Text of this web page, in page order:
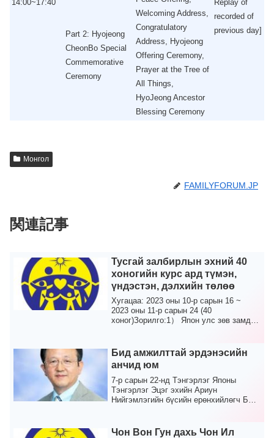
14:00~17:40
Replay of
recorded of
previous day]
Part 2: Hyojeong
CheonBo Special
Commemorative
Ceremony
Welcoming Address,
Congratulatory
Address, Hyojeong
Offering Ceremony,
Prayer at the Tree of
All Things,
HyoJeong Ancestor
Blessing Ceremony
Монгол
FAMILYFORUM.JP
関連記事
Тусгай залбирлын эхний 40
хоногийн курс ард түмэн,
үндэстэн, дэлхийн төлөө
Хугацаа: 2023 оны 10-р сарын 16 ~
2023 оны 11-р сарын 24 (40
хоног)Зорилго:1） Япон улс зөв замд
Бид амжилттай эрдэнэсийн
анчид юм
7-р сарын 22-нд Тэнгэрлэг Японы
Тэнгэрлэг Эцэг эхийн Ариун
Нийгэмлэгийн бүсийн ерөнхийлөгч Банг
Чон Вон Гун дахь Чон Ил